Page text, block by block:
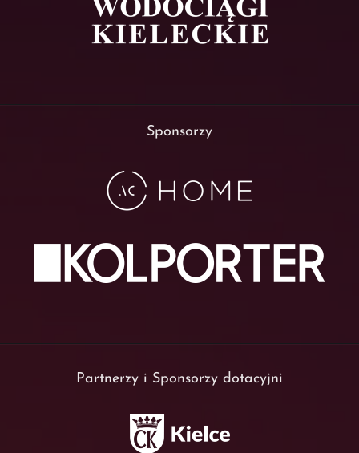
Sponsorzy
Partnerzy i Sponsorzy dotacyjni